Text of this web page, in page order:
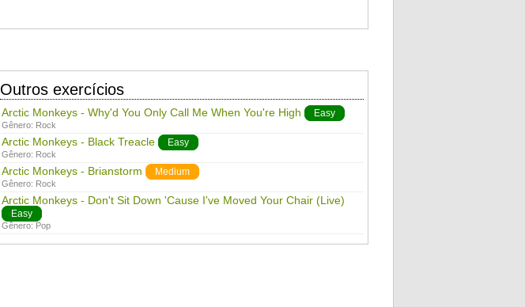
Outros exercícios
Arctic Monkeys - Why'd You Only Call Me When You're High Easy
Gênero: Rock
Arctic Monkeys - Black Treacle Easy
Gênero: Rock
Arctic Monkeys - Brianstorm Medium
Gênero: Rock
Arctic Monkeys - Don't Sit Down 'Cause I've Moved Your Chair (Live)
Easy
Gênero: Pop